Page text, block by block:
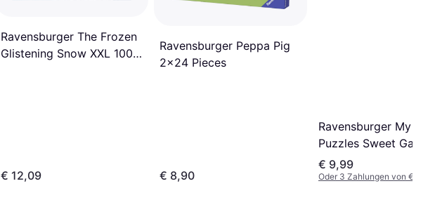
Ravensburger The Frozen
Glistening Snow XXL 100
€ 12,09
Ravensburger Peppa Pig
2x24 Pieces
€ 8,90
Ravensburger My
Puzzles Sweet
Dwellers 20 Pieces
€ 9,99
Oder 3 Zahlungen von € 3,33